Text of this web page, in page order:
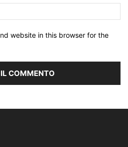
website in this browser for the